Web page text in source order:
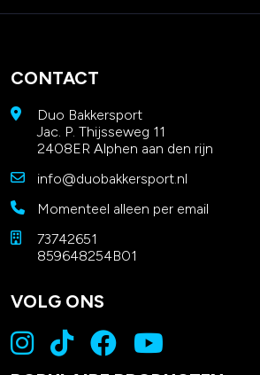
CONTACT
Duo Bakkersport
Jac. P. Thijsseweg 11
2408ER Alphen aan den rijn
info@duobakkersport.nl
Momenteel alleen per email
73742651
859648254B01
VOLG ONS